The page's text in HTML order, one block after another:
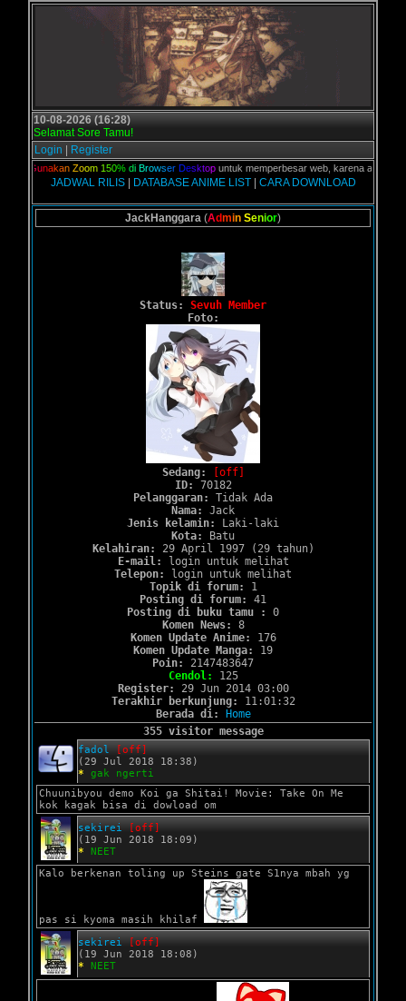
10-08-2026 (16:28)
Selamat Sore Tamu!
Login
Register
akan Zoo m 150 % di B rowser Des ktopuntuk memperbesar web, karena aslinya web
JADWAL RILIS| DATABASE ANIME LIST| CARA DOWNLOAD
JackHanggara (Admin Senior)
Status:
Sevuh Member
Foto:
Sedang:
[off]
ID:
70182
Pelanggaran:
Tidak Ada
Nama:
Jack
Jenis kelamin:
Laki-laki
Kota:
Batu
Kelahiran:
29 April 1997 (29 tahun)
E-mail:
login untuk melihat
Telepon:
login untuk melihat
Topik di forum:
1
Posting di forum:
41
Posting di buku tamu :
0
Komen News:
8
Komen Update Anime:
176
Komen Update Manga:
19
Poin:
2147483647
Cendol:
125
Register:
29 Jun 2014 03:00
Terakhir berkunjung:
11:01:32
Berada di:
Home
355 visitor message
fadol [off]
(29 Jul 2018 18:38)
*
gak ngerti
Chuunibyou demo Koi ga Shitai! Movie: Take On Me
kok kagak bisa di dowload om
sekirei
[off]
(19 Jun 2018 18:09)
*
NEET
Kalo berkenan toling up Steins gate S1nya mbah yg
pas si kyoma masih khilaf
sekirei
[off]
(19 Jun 2018 18:08)
*
NEET